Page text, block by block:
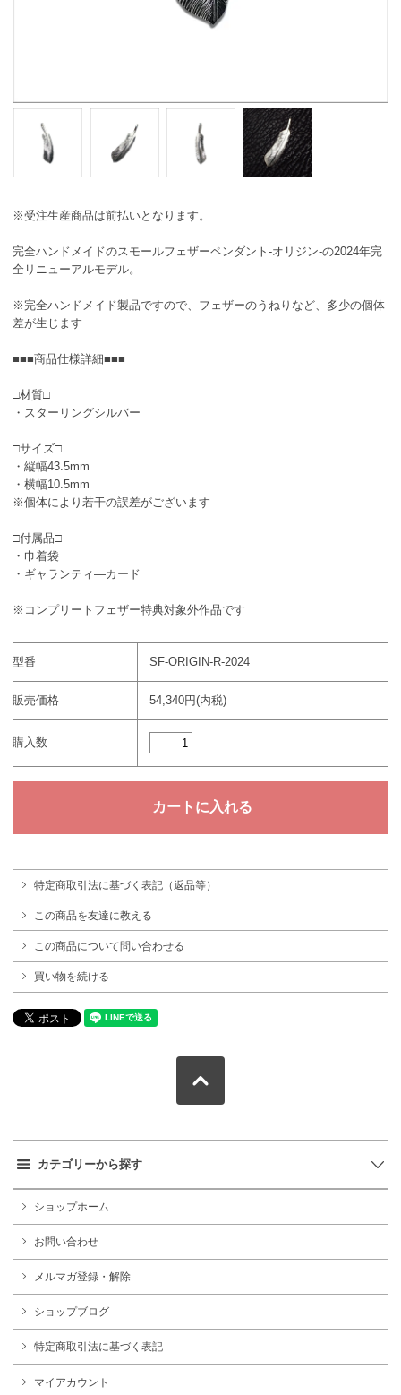
※受注生産商品は前払いとなります。
完全ハンドメイドのスモールフェザーペンダント-オリジン-の2024年完
全リニューアルモデル。
※完全ハンドメイド製品ですので、フェザーのうねりなど、多少の個体
差が生じます
■■■商品仕様詳細■■■
□材質□
・スターリングシルバー
□サイズ□
・縦幅43.5mm
・横幅10.5mm
※個体により若干の誤差がございます
□付属品□
・巾着袋
・ギャランティ―カード
※コンプリートフェザー特典対象外作品です
型番 SF-ORIGIN-R-2024
販売価格 54,340円(内税)
購入数
特定商取引法に基づく表記（返品等）
この商品を友達に教える
この商品について問い合わせる
買い物を続ける
カテゴリーから探す
ショップホーム
お問い合わせ
メルマガ登録・解除
ショップブログ
特定商取引法に基づく表記
マイアカウント